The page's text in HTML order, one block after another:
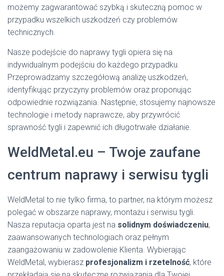
możemy zagwarantować szybką i skuteczną pomoc w
przypadku wszelkich uszkodzeń czy problemów
technicznych.
Nasze podejście do naprawy tygli opiera się na
indywidualnym podejściu do każdego przypadku.
Przeprowadzamy szczegółową analizę uszkodzeń,
identyfikując przyczyny problemów oraz proponując
odpowiednie rozwiązania. Następnie, stosujemy najnowsze
technologie i metody naprawcze, aby przywrócić
sprawność tygli i zapewnić ich długotrwałe działanie.
WeldMetal.eu – Twoje zaufane
centrum naprawy i serwisu tygli
WeldMetal to nie tylko firma, to partner, na którym możesz
polegać w obszarze naprawy, montażu i serwisu tygli.
Nasza reputacja oparta jest na solidnym doświadczeniu,
zaawansowanych technologiach oraz pełnym
zaangażowaniu w zadowolenie Klienta. Wybierając
WeldMetal, wybierasz profesjonalizm i rzetelność, które